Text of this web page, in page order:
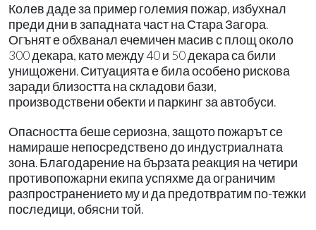
Колев даде за пример големия пожар, избухнал
преди дни в западната част на Стара Загора.
Огънят е обхванал ечемичен масив с площ около
300 декара, като между 40 и 50 декара са били
унищожени. Ситуацията е била особено рискова
заради близостта на складови бази,
производствени обекти и паркинг за автобуси.
Опасността беше сериозна, защото пожарът се
намираше непосредствено до индустриалната
зона. Благодарение на бързата реакция на четири
противопожарни екипа успяхме да ограничим
разпространението му и да предотвратим по-тежки
последици, обясни той.